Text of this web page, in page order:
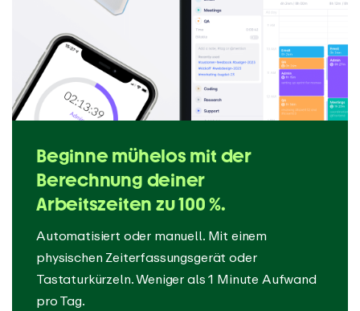
Beginne mühelos mit der
Berechnung deiner
Arbeitszeiten zu 100 %.
Automatisiert oder manuell. Mit einem
physischen Zeiterfassungsgerät oder
Tastaturkürzeln. Weniger als 1 Minute Aufwand
pro Tag.